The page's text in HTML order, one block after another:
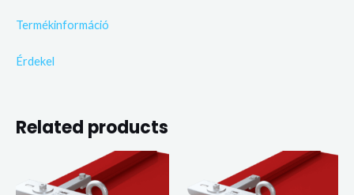
Termékinformáció
Érdekel
Related products